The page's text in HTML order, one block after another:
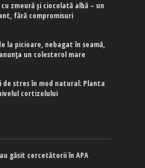
cu zmeură și ciocolată albă – un
fără compromisuri
la picioare, nebagat în seamă,
un colesterol mare
de stres în mod natural: Planta
cortizolului
au găsit cercetătorii în APA